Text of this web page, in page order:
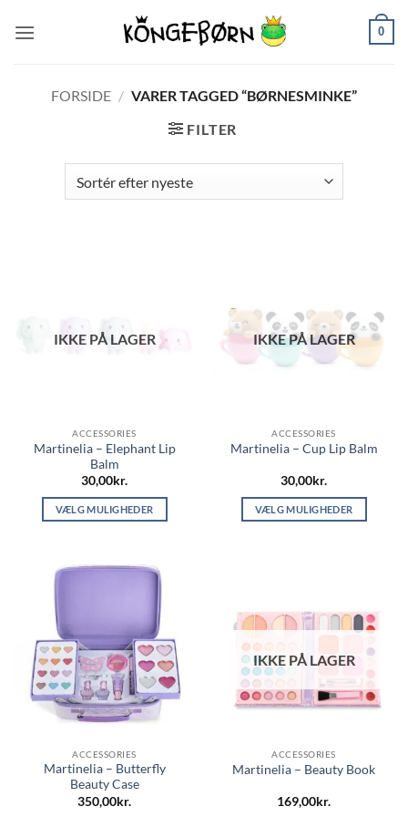
0
FORSIDE / VARER TAGGED “BØRNESMINKE”
FILTER
IKKE PÅ LAGER
ACCESSORIES
Martinelia – Elephant Lip
Balm
30,00kr.
VÆLG MULIGHEDER
har
Mulighederne
kan
vælges
på
varesiden
IKKE PÅ LAGER
ACCESSORIES
Martinelia – Cup Lip Balm
30,00kr.
VÆLG MULIGHEDER
Mulighederne
vælges
varesiden
ACCESSORIES
Martinelia – Butterfly
Beauty Case
350,00kr.
IKKE PÅ LAGER
ACCESSORIES
Martinelia – Beauty Book
169,00kr.